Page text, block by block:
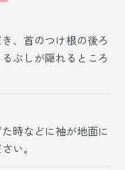
、首のつけ根の後ろ
ぶしが隠れるところ
時などに袖が地面に
い。